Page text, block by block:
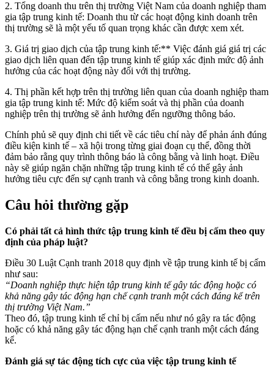
2. Tổng doanh thu trên thị trường Việt Nam của doanh nghiệp tham
gia tập trung kinh tế: Doanh thu từ các hoạt động kinh doanh trên
thị trường sẽ là một yếu tố quan trọng khác cần được xem xét.
3. Giá trị giao dịch của tập trung kinh tế:** Việc đánh giá giá trị các
giao dịch liên quan đến tập trung kinh tế giúp xác định mức độ ảnh
hưởng của các hoạt động này đối với thị trường.
4. Thị phần kết hợp trên thị trường liên quan của doanh nghiệp tham
gia tập trung kinh tế: Mức độ kiểm soát và thị phần của doanh
nghiệp trên thị trường sẽ ảnh hưởng đến ngưỡng thông báo.
Chính phủ sẽ quy định chi tiết về các tiêu chí này để phản ánh đúng
điều kiện kinh tế – xã hội trong từng giai đoạn cụ thể, đồng thời
đảm bảo rằng quy trình thông báo là công bằng và linh hoạt. Điều
này sẽ giúp ngăn chặn những tập trung kinh tế có thể gây ảnh
hưởng tiêu cực đến sự cạnh tranh và công bằng trong kinh doanh.
Câu hỏi thường gặp
Có phải tất cả hình thức tập trung kinh tế đều bị cấm theo quy
định của pháp luật?
Điều 30 Luật Cạnh tranh 2018 quy định về tập trung kinh tế bị cấm
như sau:
“Doanh nghiệp thực hiện tập trung kinh tế gây tác động hoặc có
khả năng gây tác động hạn chế cạnh tranh một cách đáng kể trên
thị trường Việt Nam.”
Theo đó, tập trung kinh tế chỉ bị cấm nếu như nó gây ra tác động
hoặc có khả năng gây tác động hạn chế cạnh tranh một cách đáng
kể.
Đánh giá sự tác động tích cực của việc tập trung kinh tế